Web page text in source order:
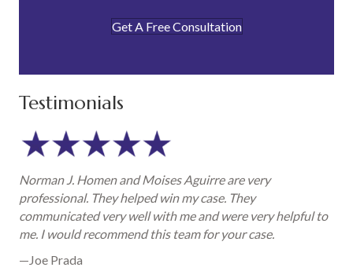
Get A Free Consultation
Testimonials
Norman J. Homen and Moises Aguirre are very
professional. They helped win my case. They
communicated very well with me and were very helpful to
me. I would recommend this team for your case.
—Joe Prada